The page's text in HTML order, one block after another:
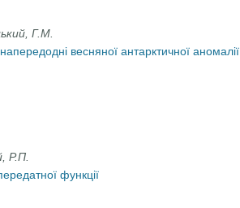
Г.М.
весняної антарктичної аномалії
Р.П.
функції